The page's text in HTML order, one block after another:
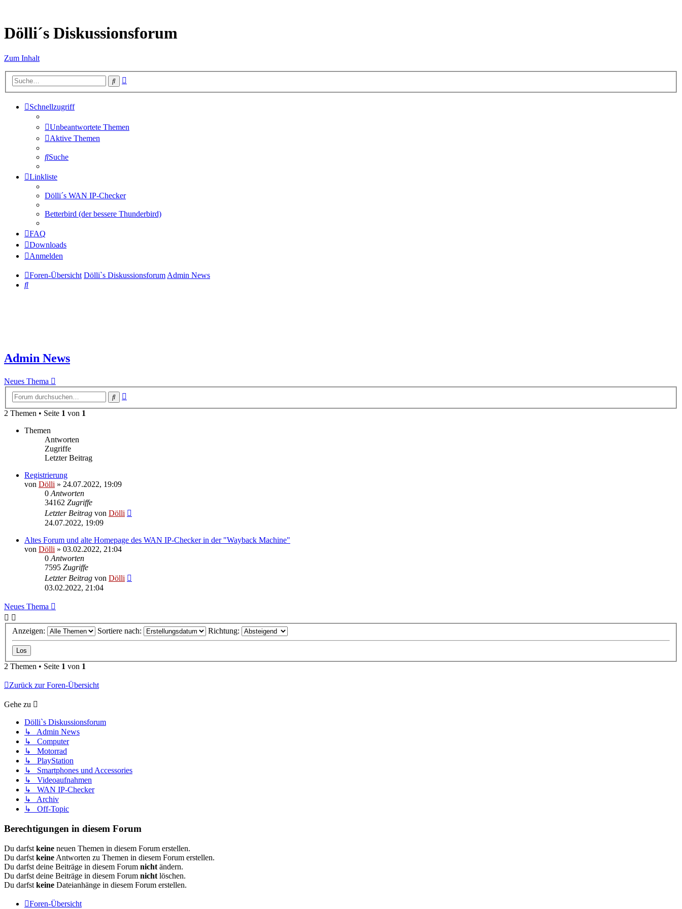
Dölli´s Diskussionsforum
Zum Inhalt
Suche
Schnellzugriff
Unbeantwortete Themen
Aktive Themen
Suche
Linkliste
Dölli´s WAN IP-Checker
Betterbird (der bessere Thunderbird)
FAQ
Downloads
Anmelden
Foren-Übersicht Dölli`s DiskussionsforumAdmin News
Suche
Admin News
Neues Thema
Suche
2 Themen • Seite 1 von 1
Themen
Antworten
Zugriffe
Letzter Beitrag
Registrierung
von Dölli » 24.07.2022, 19:09
0 Antworten
34162 Zugriffe
Letzter Beitrag von Dölli
24.07.2022, 19:09
Altes Forum und alte Homepage des WAN IP-Checker in der "Wayback Machine"
von Dölli » 03.02.2022, 21:04
0 Antworten
7595 Zugriffe
Letzter Beitrag von Dölli
03.02.2022, 21:04
Neues Thema
Anzeigen: Sortiere nach: Richtung:
2 Themen • Seite 1 von 1
Zurück zur Foren-Übersicht
Gehe zu
Dölli`s Diskussionsforum
↳ Admin News
↳ Computer
↳ Motorrad
↳ PlayStation
↳ Smartphones und Accessories
↳ Videoaufnahmen
↳ WAN IP-Checker
↳ Archiv
↳ Off-Topic
Berechtigungen in diesem Forum
Du darfst keine neuen Themen in diesem Forum erstellen.
Du darfst keine Antworten zu Themen in diesem Forum erstellen.
Du darfst deine Beiträge in diesem Forum nicht ändern.
Du darfst deine Beiträge in diesem Forum nicht löschen.
Du darfst keine Dateianhänge in diesem Forum erstellen.
Foren-Übersicht